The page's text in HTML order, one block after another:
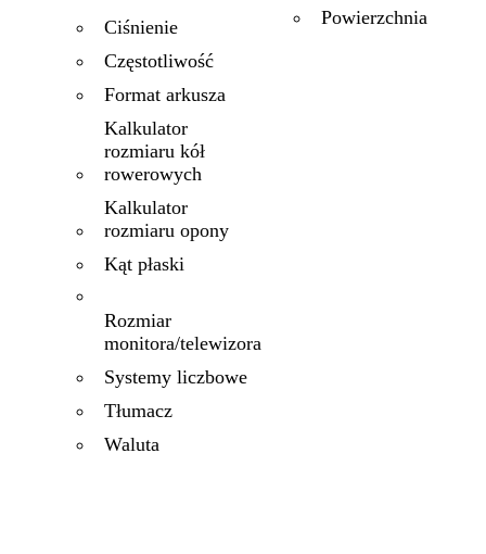
Ciśnienie
Częstotliwość
Format arkusza
Kalkulator
rozmiaru kół
rowerowych
Kalkulator
rozmiaru opony
Kąt płaski
Rozmiar
monitora/telewizora
Systemy liczbowe
Tłumacz
Waluta
Powierzchnia